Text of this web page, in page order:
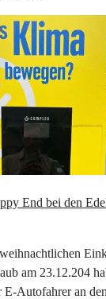
End bei den
am 23.12.204
E-Autofahrer an